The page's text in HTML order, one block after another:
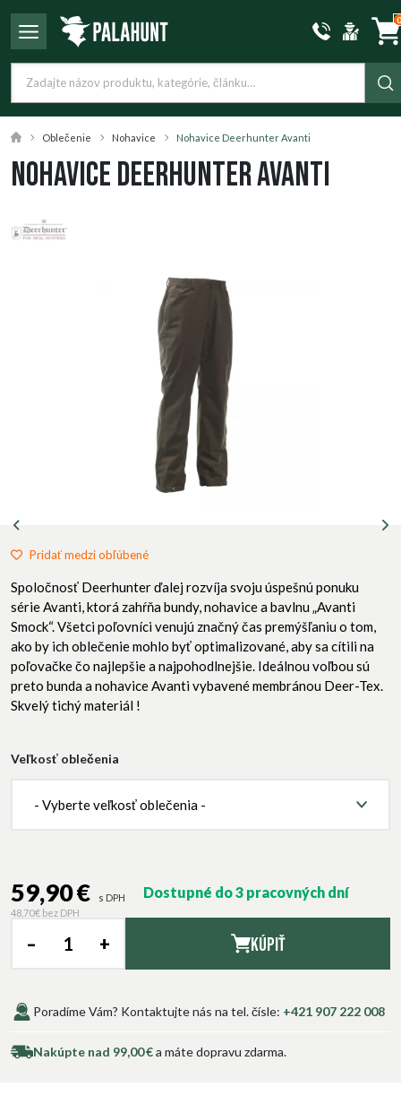
0
Oblečenie Nohavice Nohavice Deerhunter Avanti
Nohavice Deerhunter Avanti
Pridať medzi obľúbené
Spoločnosť Deerhunter ďalej rozvíja svoju úspešnú ponuku
série Avanti, ktorá zahŕňa bundy, nohavice a bavlnu „Avanti
Smock“. Všetci poľovníci venujú značný čas premýšľaniu o tom,
ako by ich oblečenie mohlo byť optimalizované, aby sa cítili na
poľovačke čo najlepšie a najpohodlnejšie. Ideálnou voľbou sú
preto bunda a nohavice Avanti vybavené membránou Deer-Tex.
Skvelý tichý materiál !
Veľkosť oblečenia
- Vyberte veľkosť oblečenia -
59,90 €
s DPH
48,70 € bez DPH
Dostupné do 3 pracovných dní
– + Kúpiť
Poradíme Vám? Kontaktujte nás na tel. čísle: +421 907 222 008
Nakúpte nad 99,00 €a máte dopravu zdarma.